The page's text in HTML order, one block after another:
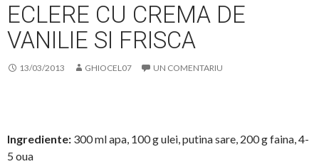
ECLERE CU CREMA DE
VANILIE SI FRISCA
13/03/2013 GHIOCEL07 UN COMENTARIU
Ingrediente: 300 ml apa, 100 g ulei, putina sare, 200 g faina, 4-
5 oua